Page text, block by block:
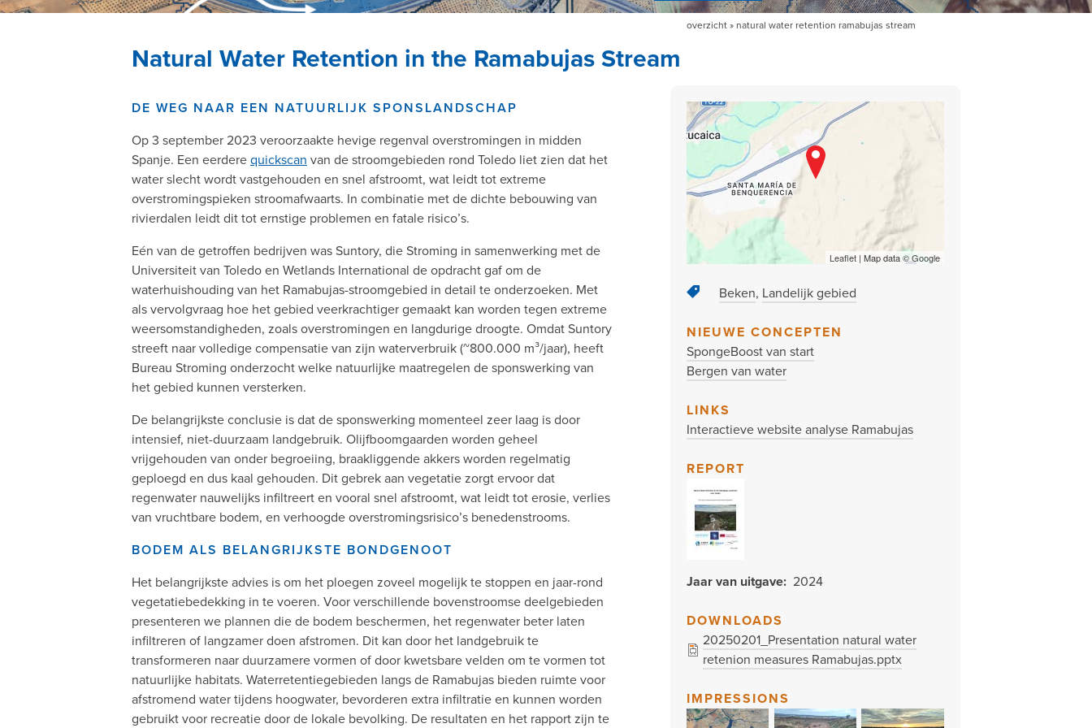
overzicht natural water retention ramabujas stream
Natural Water Retention in the Ramabujas Stream
DE WEG NAAR EEN NATUURLIJK SPONSLANDSCHAP
Op 3 september 2023 veroorzaakte hevige regenval overstromingen in midden
Spanje. Een eerdere quickscan van de stroomgebieden rond Toledo liet zien dat het
water slecht wordt vastgehouden en snel afstroomt, wat leidt tot extreme
overstromingspieken stroomafwaarts. In combinatie met de dichte bebouwing van
rivierdalen leidt dit tot ernstige problemen en fatale risico’s.
Eén van de getroffen bedrijven was Suntory, die Stroming in samenwerking met de
Universiteit van Toledo en Wetlands International de opdracht gaf om de
waterhuishouding van het Ramabujas-stroomgebied in detail te onderzoeken. Met
als vervolgvraag hoe het gebied veerkrachtiger gemaakt kan worden tegen extreme
weersomstandigheden, zoals overstromingen en langdurige droogte. Omdat Suntory
streeft naar volledige compensatie van zijn waterverbruik (~800.000 m³/jaar), heeft
Bureau Stroming onderzocht welke natuurlijke maatregelen de sponswerking van
het gebied kunnen versterken.
De belangrijkste conclusie is dat de sponswerking momenteel zeer laag is door
intensief, niet-duurzaam landgebruik. Olijfboomgaarden worden geheel
vrijgehouden van onder begroeiing, braakliggende akkers worden regelmatig
geploegd en dus kaal gehouden. Dit gebrek aan vegetatie zorgt ervoor dat
regenwater nauwelijks infiltreert en vooral snel afstroomt, wat leidt tot erosie, verlies
van vruchtbare bodem, en verhoogde overstromingsrisico’s benedenstrooms.
BODEM ALS BELANGRIJKSTE BONDGENOOT
Het belangrijkste advies is om het ploegen zoveel mogelijk te stoppen en jaar-rond
vegetatiebedekking in te voeren. Voor verschillende bovenstroomse deelgebieden
presenteren we plannen die de bodem beschermen, het regenwater beter laten
infiltreren of langzamer doen afstromen. Dit kan door het landgebruik te
transformeren naar duurzamere vormen of door kwetsbare velden om te vormen tot
natuurlijke habitats. Waterretentiegebieden langs de Ramabujas bieden ruimte voor
afstromend water tijdens hoogwater, bevorderen extra infiltratie en kunnen worden
gebruikt voor recreatie door de lokale bevolking. De resultaten en het rapport zijn te
Leaflet | Map data ©Google
Beken Landelijk gebied
NIEUWE CONCEPTEN
SpongeBoost van start
Bergen van water
LINKS
Interactieve website analyse Ramabujas
REPORT
Jaar van uitgave 2024
DOWNLOADS
20250201_Presentation natural water
retenion measures Ramabujas.pptx
IMPRESSIONS